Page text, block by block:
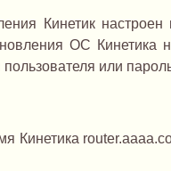
Кинетик
ОС Кинетика
или
Кинетика